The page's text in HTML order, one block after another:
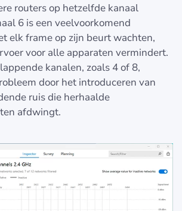
routers op hetzelfde kanaal
6 is een veelvoorkomend
elk frame op zijn beurt wachten,
voor alle apparaten vermindert.
kanalen, zoals 4 of 8,
door het introduceren van
ruis die herhaalde
afdwingt.